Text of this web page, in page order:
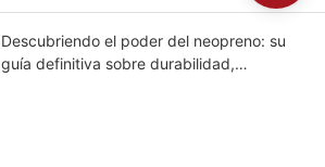
Descubriendo el poder del neopreno: su
guía definitiva sobre durabilidad,